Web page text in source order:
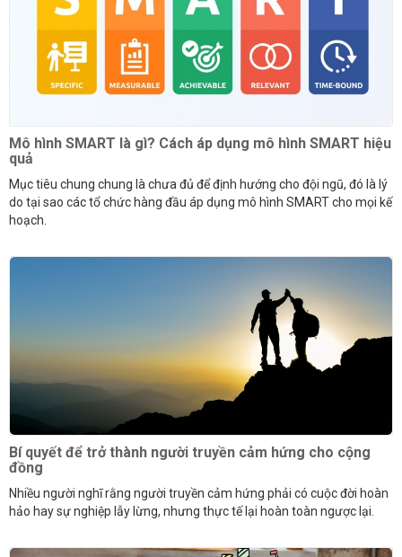
Mô hình SMART là gì? Cách áp dụng mô hình SMART hiệu
quả
Mục tiêu chung chung là chưa đủ để định hướng cho đội ngũ, đó là lý
do tại sao các tổ chức hàng đầu áp dụng mô hình SMART cho mọi kế
hoạch.
Bí quyết để trở thành người truyền cảm hứng cho cộng
đồng
Nhiều người nghĩ rằng người truyền cảm hứng phải có cuộc đời hoàn
hảo hay sự nghiệp lẫy lừng, nhưng thực tế lại hoàn toàn ngược lại.